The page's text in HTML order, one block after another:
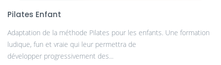
Pilates Enfant
Adaptation de la méthode Pilates pour les enfants. Une formation
ludique, fun et vraie qui leur permettra de
développer progressivement des...